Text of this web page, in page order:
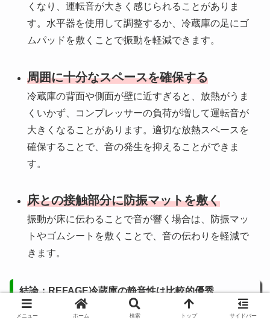
くなり、運転音が大きく感じられることがありま
す。水平器を使用して調整するか、冷蔵庫の足にゴ
ムパッドを敷くことで振動を軽減できます。
周囲に十分なスペースを確保する
冷蔵庫の背面や側面が壁に近すぎると、放熱がうま
くいかず、コンプレッサーの負荷が増して運転音が
大きくなることがあります。適切な放熱スペースを
確保することで、音の発生を抑えることができま
す。
床との接触部分に防振マットを敷く
振動が床に伝わることで音が響く場合は、防振マッ
トやゴムシートを敷くことで、音の伝わりを軽減で
きます。
結論：REFAGE冷蔵庫の静音性は比較的優秀
メニュー ホーム 検索 トップ サイドバー